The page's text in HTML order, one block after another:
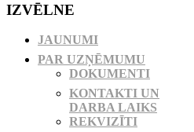
IZVĒLNE
JAUNUMI
PAR UZŅĒMUMU
DOKUMENTI
KONTAKTI UN
DARBA LAIKS
REKVIZĪTI